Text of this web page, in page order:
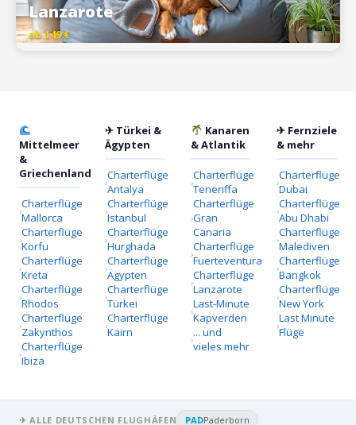
Lanzarote
ab 149 €
Mittelmeer
&
Griechenland
Charterflüge
Mallorca
Charterflüge
Korfu
Charterflüge
Kreta
Charterflüge
Rhodos
Charterflüge
Zakynthos
Charterflüge
Ibiza
✈ Türkei &
Ägypten
Charterflüge
Antalya
Charterflüge
Istanbul
Charterflüge
Hurghada
Charterflüge
Ägypten
Charterflüge
Türkei
Charterflüge
Kairn
Kanaren
& Atlantik
Charterflüge
Teneriffa
Charterflüge
Gran
Canaria
Charterflüge
Fuerteventura
Charterflüge
Lanzarote
Last-Minute
Kapverden
... und
vieles mehr
✈ Fernziele
& mehr
Charterflüge
Dubai
Charterflüge
Abu Dhabi
Charterflüge
Malediven
Charterflüge
Bangkok
Charterflüge
New York
Last Minute
Flüge
✈ ALLE DEUTSCHEN FLUGHÄFEN PADPaderborn